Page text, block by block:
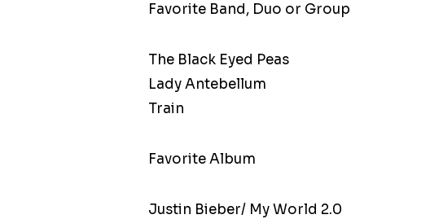
Favorite Band, Duo or Group
The Black Eyed Peas
Lady Antebellum
Train
Favorite Album
Justin Bieber/ My World 2.0